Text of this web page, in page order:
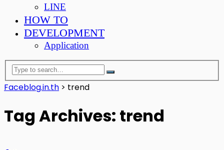
LINE
HOW TO
DEVELOPMENT
Application
Faceblog.in.th > trend
Tag Archives: trend